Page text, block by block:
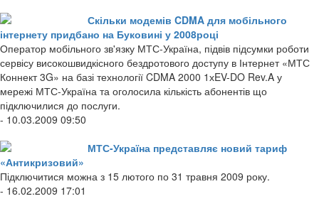
Скільки модемів CDMA для мобільного
інтернету придбано на Буковині у 2008році
Оператор мобільного зв'язку МТС-Україна, підвів підсумки роботи
сервісу високошвидкісного бездротового доступу в Інтернет «МТС
Коннект 3G» на базі технології CDMA 2000 1хEV-DO Rev.A у
мережі МТС-Україна та оголосила кількість абонентів що
підключилися до послуги.
- 10.03.2009 09:50
МТС-Україна представляє новий тариф
«Антикризовий»
Підключитися можна з 15 лютого по 31 травня 2009 року.
- 16.02.2009 17:01